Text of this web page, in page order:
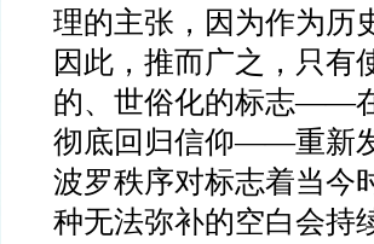
理的主张，因为作为历
因此，推而广之，只有
的、世俗化的标志——
彻底回归信仰——重新
波罗秩序对标志着当今
种无法弥补的空白会持